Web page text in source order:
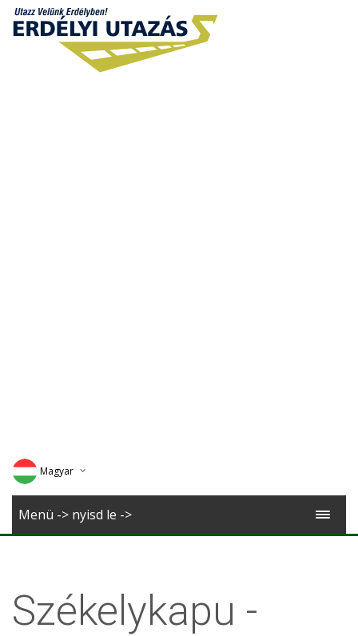
Magyar
Deutsch
Menü -> nyisd le ->
Székelykapu -